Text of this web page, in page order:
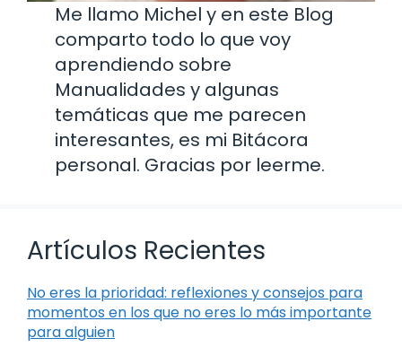
Me llamo Michel y en este Blog
comparto todo lo que voy
aprendiendo sobre
Manualidades y algunas
temáticas que me parecen
interesantes, es mi Bitácora
personal. Gracias por leerme.
Artículos Recientes
No eres la prioridad: reflexiones y consejos para
momentos en los que no eres lo más importante
para alguien